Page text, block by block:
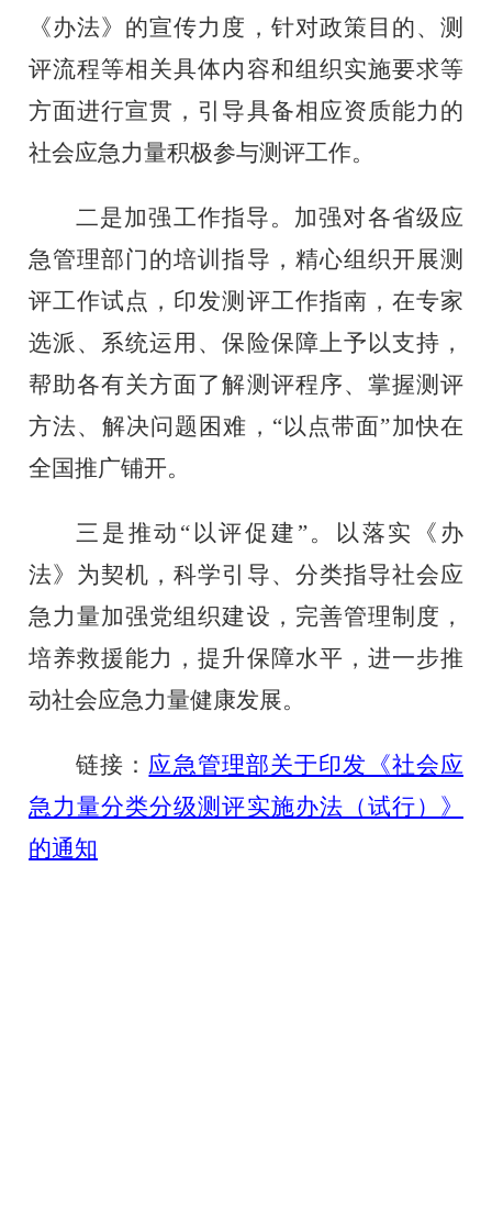
《办法》的宣传力度，针对政策目的、测
评流程等相关具体内容和组织实施要求等
方面进行宣贯，引导具备相应资质能力的
社会应急力量积极参与测评工作。
二是加强工作指导。加强对各省级应
急管理部门的培训指导，精心组织开展测
评工作试点，印发测评工作指南，在专家
选派、系统运用、保险保障上予以支持，
帮助各有关方面了解测评程序、掌握测评
方法、解决问题困难， “以点带面”加快在
全国推广铺开。
三是推动 “以评促建”。以落实《办
法》为契机，科学引导、分类指导社会应
急力量加强党组织建设，完善管理制度，
培养救援能力，提升保障水平，进一步推
动社会应急力量健康发展。
链接： 应急管理部关于印发《社会应
急力量分类分级测评实施办法（试行）》
的通知